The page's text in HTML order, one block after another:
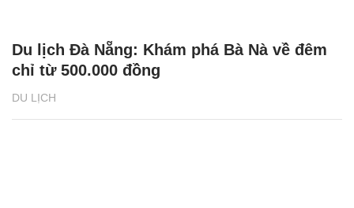
DU LỊCH
Du lịch Đà Nẵng: Khám phá Bà Nà về đêm
chỉ từ 500.000 đồng